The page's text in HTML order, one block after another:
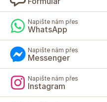
Napište nám přes
WhatsApp
Napište nám přes
Messenger
Napište nám přes
Instagram